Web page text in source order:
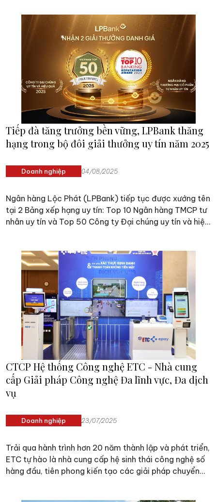
Tiếp đà tăng trưởng bền vững, LPBank thăng
hạng trong bộ đôi giải thưởng uy tín năm 2025
Doanh nghiệp 04/08/2025
Ngân hàng Lộc Phát (LPBank) tiếp tục được xướng tên
tại 2 Bảng xếp hạng uy tín: Top 10 Ngân hàng TMCP tư
nhân uy tín và Top 50 Công ty Đại chúng uy tín và hiệu
bật mạnh mẽ trong chiến lược phát triển hiệu quả và
bền vững.
CTCP Hệ thống Công nghệ ETC - Nhà cung
cấp Giải pháp Công nghệ Đa lĩnh vực, Đa dịch
vụ
Doanh nghiệp 23/07/2025
Trải qua hành trình hơn 20 năm thành lập và phát triển,
ETC tự hào là nhà cung cấp hệ sinh thái công nghệ số
hàng đầu, tiên phong kiến tạo các giải pháp chuyển